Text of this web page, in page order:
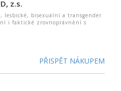
z.s.
lesbické, bisexuální a transgender
i faktické zrovnoprávnění s
PŘISPĚT NÁKUPEM